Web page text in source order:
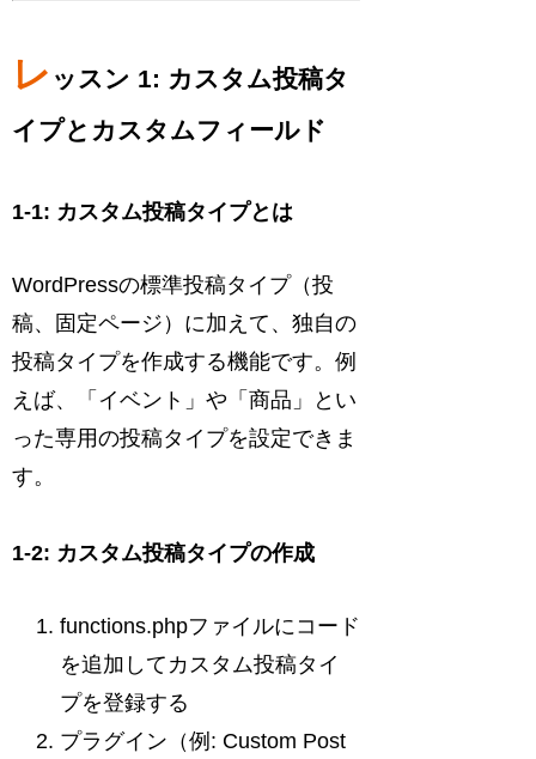
レ ッスン 1: カスタム投稿タ
イプとカスタムフィールド
1-1: カスタム投稿タイプとは
WordPressの標準投稿タイプ（投
稿、固定ページ）に加えて、独自の
投稿タイプを作成する機能です。例
えば、「イベント」や「商品」とい
った専用の投稿タイプを設定できま
す。
1-2: カスタム投稿タイプの作成
functions.phpファイルにコード
を追加してカスタム投稿タイ
プを登録する
プラグイン（例: Custom Post